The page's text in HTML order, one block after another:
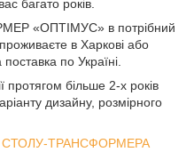
багато років.
«ОПТІМУС» в потрібний
в Харкові або
по Україні.
протягом більше 2-х років
дизайну, розмірного
СТОЛУ-ТРАНСФОРМЕРА